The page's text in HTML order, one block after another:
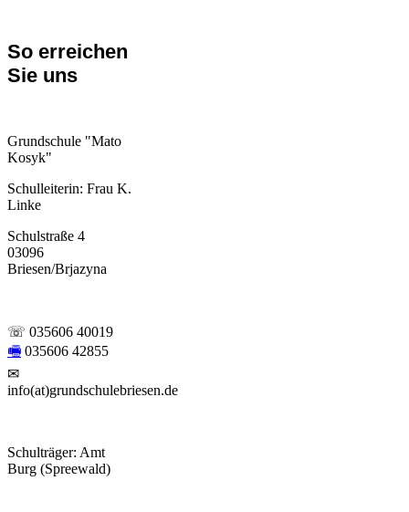
So erreichen
Sie uns
Grundschule "Mato
Kosyk"
Schulleiterin: Frau K.
Linke
Schulstraße 4
03096
Briesen/Brjazyna
☏ 035606 40019
🖷 035606 42855
✉
info(at)grundschulebriesen.de
Schulträger: Amt
Burg (Spreewald)